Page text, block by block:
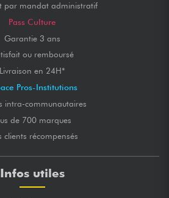
par mandat administratif
Pass Culture
Garantie 3 ans
ou remboursé
Livraison en 24H*
Pros-Institutions
intra-communautaires
de 700 marques
clients récompensés
Infos utiles